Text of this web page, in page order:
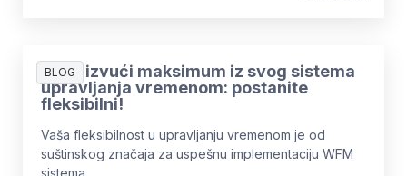
BLOG
Kako izvući maksimum iz svog sistema
upravljanja vremenom: postanite
fleksibilni!
Vaša fleksibilnost u upravljanju vremenom je od
suštinskog značaja za uspešnu implementaciju WFM
sistema.